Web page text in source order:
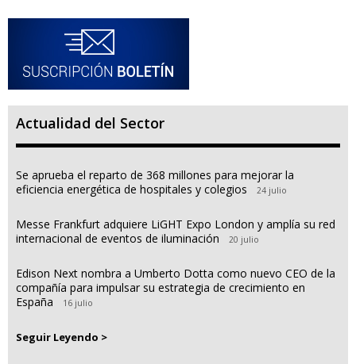
Actualidad del Sector
Se aprueba el reparto de 368 millones para mejorar la
eficiencia energética de hospitales y colegios
24 julio
Messe Frankfurt adquiere LiGHT Expo London y amplía su red
internacional de eventos de iluminación
20 julio
Edison Next nombra a Umberto Dotta como nuevo CEO de la
compañía para impulsar su estrategia de crecimiento en
España
16 julio
Seguir Leyendo >